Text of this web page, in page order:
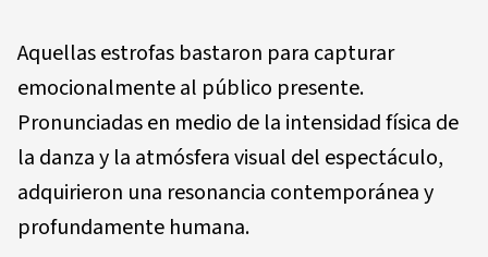
Aquellas estrofas bastaron para capturar
emocionalmente al público presente.
Pronunciadas en medio de la intensidad física de
la danza y la atmósfera visual del espectáculo,
adquirieron una resonancia contemporánea y
profundamente humana.